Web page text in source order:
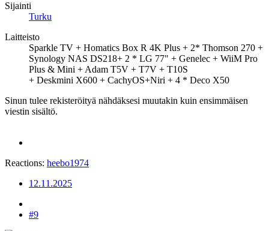
Sijainti
Turku
Laitteisto
Sparkle TV + Homatics Box R 4K Plus + 2* Thomson 270 +
Synology NAS DS218+ 2 * LG 77" + Genelec + WiiM Pro
Plus & Mini + Adam T5V + T7V + T10S
+ Deskmini X600 + CachyOS+Niri + 4 * Deco X50
Sinun tulee rekisteröityä nähdäksesi muutakin kuin ensimmäisen
viestin sisältö.
Reactions: heebo1974
12.11.2025
#9